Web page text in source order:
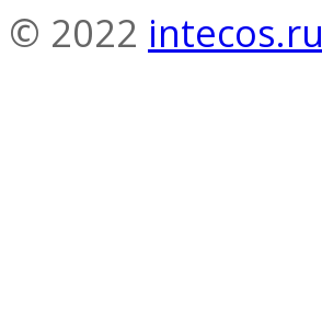
© 2022 intecos.ru